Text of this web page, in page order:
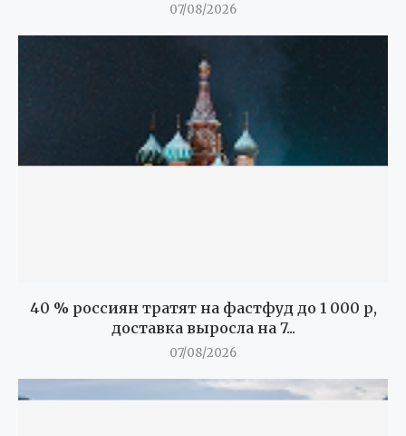
07/08/2026
40 % россиян тратят на фастфуд до 1 000 р,
доставка выросла на 7...
07/08/2026